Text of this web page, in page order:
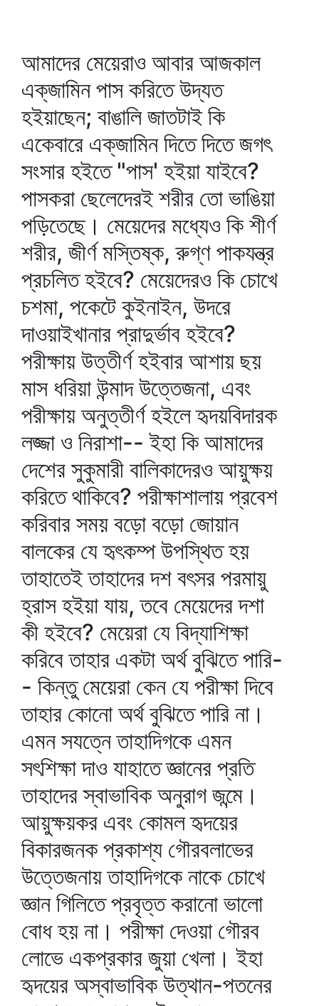
আমাদের মেয়েরাও আবার আজকাল
এক্‌জামিন পাস করিতে উদ্যত
হইয়াছেন; বাঙালি জাতটাই কি
একেবারে এক্‌জামিন দিতে দিতে জগৎ
সংসার হইতে "পাস' হইয়া যাইবে?
পাসকরা ছেলেদেরই শরীর তো ভাঙিয়া
পড়িতেছে। মেয়েদের মধ্যেও কি শীর্ণ
শরীর, জীর্ণ মস্তিষ্ক, রুগ্‌ণ পাকযন্ত্র
প্রচলিত হইবে? মেয়েদেরও কি চোখে
চশমা, পকেটে কুইনাইন, উদরে
দাওয়াইখানার প্রাদুর্ভাব হইবে?
পরীক্ষায় উত্তীর্ণ হইবার আশায় ছয়
মাস ধরিয়া উন্মাদ উত্তেজনা, এবং
পরীক্ষায় অনুত্তীর্ণ হইলে হৃদয়বিদারক
লজ্জা ও নিরাশা-- ইহা কি আমাদের
দেশের সুকুমারী বালিকাদেরও আয়ুক্ষয়
করিতে থাকিবে? পরীক্ষাশালায় প্রবেশ
করিবার সময় বড়ো বড়ো জোয়ান
বালকের যে হৃৎকম্প উপস্থিত হয়
তাহাতেই তাহাদের দশ বৎসর পরমায়ু
হ্রাস হইয়া যায়, তবে মেয়েদের দশা
কী হইবে? মেয়েরা যে বিদ্যাশিক্ষা
করিবে তাহার একটা অর্থ বুঝিতে পারি-
- কিন্তু মেয়েরা কেন যে পরীক্ষা দিবে
তাহার কোনো অর্থ বুঝিতে পারি না।
এমন সযত্নে তাহাদিগকে এমন
সৎশিক্ষা দাও যাহাতে জ্ঞানের প্রতি
তাহাদের স্বাভাবিক অনুরাগ জন্মে।
আয়ুক্ষয়কর এবং কোমল হৃদয়ের
বিকারজনক প্রকাশ্য গৌরবলাভের
উত্তেজনায় তাহাদিগকে নাকে চোখে
জ্ঞান গিলিতে প্রবৃত্ত করানো ভালো
বোধ হয় না। পরীক্ষা দেওয়া গৌরব
লোভে একপ্রকার জুয়া খেলা। ইহা
হৃদয়ের অস্বাভাবিক উত্থান-পতনের